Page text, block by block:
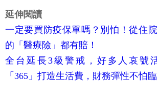
延伸閱讀
一定要買防疫保單嗎？別怕！從住
的「醫療險」都有賠！
全台延長3級警戒，好多人哀號
「365」打造生活費，財務彈性不怕